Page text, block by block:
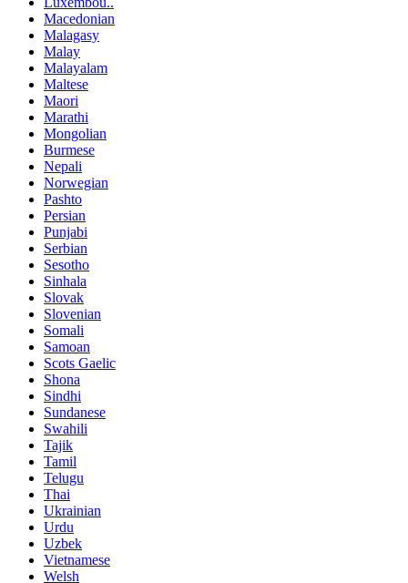
Macedonian
Malagasy
Malay
Malayalam
Maltese
Maori
Marathi
Mongolian
Burmese
Nepali
Norwegian
Pashto
Persian
Punjabi
Serbian
Sesotho
Sinhala
Slovak
Slovenian
Somali
Samoan
Scots Gaelic
Shona
Sindhi
Sundanese
Swahili
Tajik
Tamil
Telugu
Thai
Ukrainian
Urdu
Uzbek
Vietnamese
Welsh